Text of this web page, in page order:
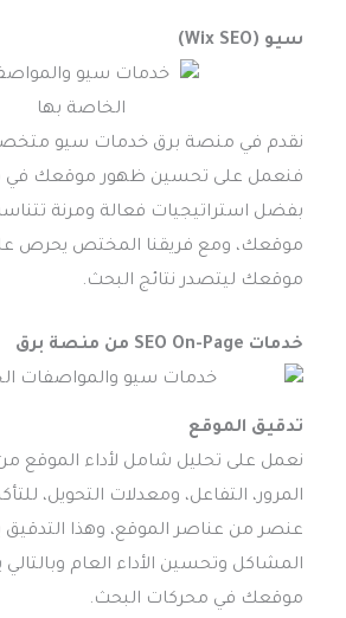
سيو (Wix SEO)
فنعمل على تحسين ظهور موقعك في
بفضل استراتيجيات فعالة ومرنة
موقعك، ومع فريقنا المختص يحرص
موقعك ليتصدر نتائج البحث.
خدمات SEO On-Page من منصة برق
تدقيق الموقع
نعمل على تحليل شامل لأداء الموقع
المرور، التفاعل، ومعدلات التحويل،
عنصر من عناصر الموقع، وهذا التدقيق
المشاكل وتحسين الأداء العام وبالتالي
موقعك في محركات البحث.